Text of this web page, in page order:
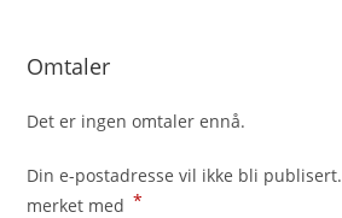
Omtaler
Det er ingen omtaler ennå.
Din e-postadresse vil ikke bli publisert.
merket med *